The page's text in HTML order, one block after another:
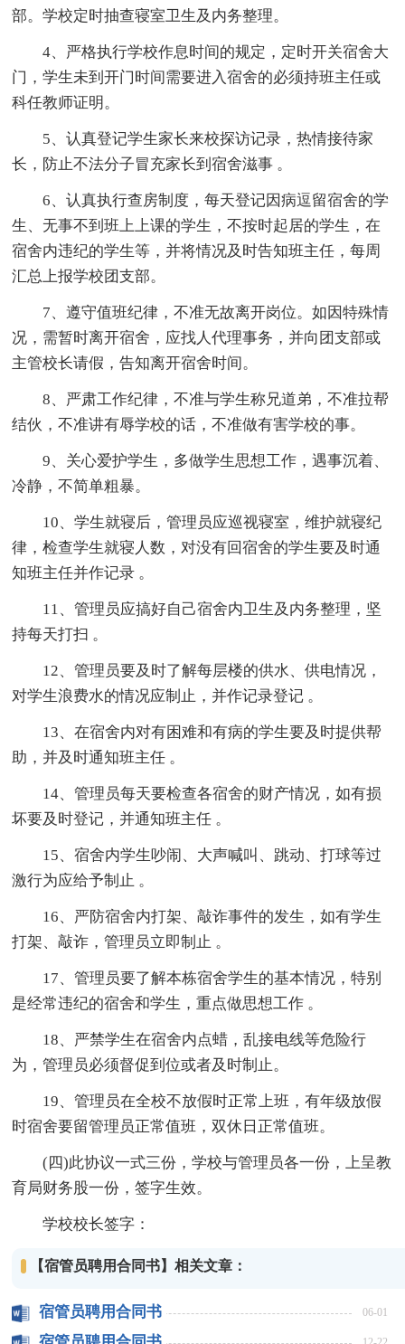
部。学校定时抽查寝室卫生及内务整理。
4、严格执行学校作息时间的规定，定时开关宿舍大
门，学生未到开门时间需要进入宿舍的必须持班主任或
科任教师证明。
5、认真登记学生家长来校探访记录，热情接待家
长，防止不法分子冒充家长到宿舍滋事 。
6、认真执行查房制度，每天登记因病逗留宿舍的学
生、无事不到班上上课的学生，不按时起居的学生，在
宿舍内违纪的学生等，并将情况及时告知班主任，每周
汇总上报学校团支部。
7、遵守值班纪律，不准无故离开岗位。如因特殊情
况，需暂时离开宿舍，应找人代理事务，并向团支部或
主管校长请假，告知离开宿舍时间。
8、严肃工作纪律，不准与学生称兄道弟，不准拉帮
结伙，不准讲有辱学校的话，不准做有害学校的事。
9、关心爱护学生，多做学生思想工作，遇事沉着、
冷静，不简单粗暴。
10、学生就寝后，管理员应巡视寝室，维护就寝纪
律，检查学生就寝人数，对没有回宿舍的学生要及时通
知班主任并作记录 。
11、管理员应搞好自己宿舍内卫生及内务整理，坚
持每天打扫 。
12、管理员要及时了解每层楼的供水、供电情况，
对学生浪费水的情况应制止，并作记录登记 。
13、在宿舍内对有困难和有病的学生要及时提供帮
助，并及时通知班主任 。
14、管理员每天要检查各宿舍的财产情况，如有损
坏要及时登记，并通知班主任 。
15、宿舍内学生吵闹、大声喊叫、跳动、打球等过
激行为应给予制止 。
16、严防宿舍内打架、敲诈事件的发生，如有学生
打架、敲诈，管理员立即制止 。
17、管理员要了解本栋宿舍学生的基本情况，特别
是经常违纪的宿舍和学生，重点做思想工作 。
18、严禁学生在宿舍内点蜡，乱接电线等危险行
为，管理员必须督促到位或者及时制止。
19、管理员在全校不放假时正常上班，有年级放假
时宿舍要留管理员正常值班，双休日正常值班。
(四)此协议一式三份，学校与管理员各一份，上呈教
育局财务股一份，签字生效。
学校校长签字：
【宿管员聘用合同书】相关文章：
宿管员聘用合同书 06-01